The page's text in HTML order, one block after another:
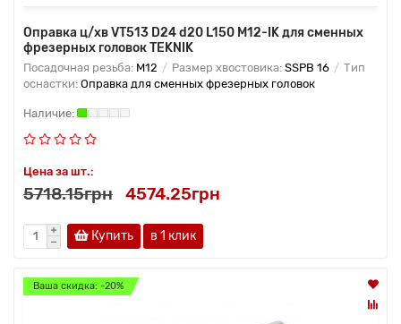
Оправка ц/хв VT513 D24 d20 L150 M12-IK для сменных
фрезерных головок TEKNIK
Посадочная резьба: M12 Размер хвостовика: SSPB 16
Тип
оснастки: Оправка для сменных фрезерных головок
Цена за шт.:
5718.15грн 4574.25грн
Купить в 1 клик
Ваша скидка: -20%